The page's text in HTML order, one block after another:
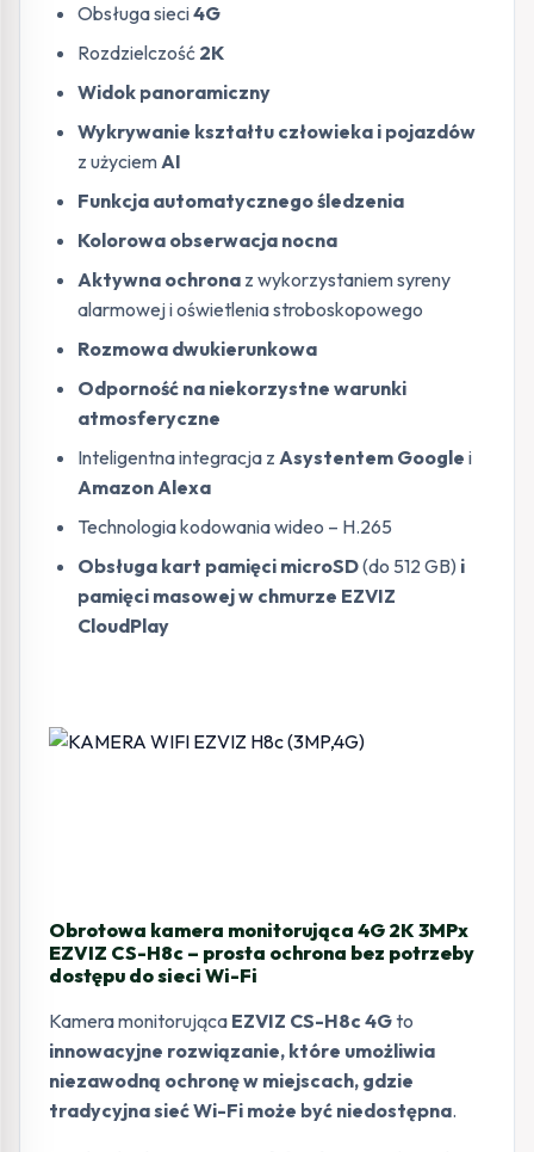
Obsługa sieci4G
Rozdzielczość 2K
Widok panoramiczny
Wykrywanie kształtu człowieka i pojazdów
z użyciemAI
Funkcja automatycznego śledzenia
Kolorowa obserwacja nocna
Aktywna ochrona z wykorzystaniem syreny
alarmowej i oświetlenia stroboskopowego
Rozmowa dwukierunkowa
Odporność na niekorzystne warunki
atmosferyczne
Inteligentna integracja z Asystentem Google i
Amazon Alexa
Technologia kodowania wideo – H.265
Obsługa kart pamięci microSD(do 512 GB) i
pamięci masowej w chmurze EZVIZ
CloudPlay
Obrotowa kamera monitorująca 4G 2K 3MPx
EZVIZ CS-H8c – prosta ochrona bez potrzeby
dostępu do sieci Wi-Fi
Kamera monitorująca EZVIZ CS-H8c 4Gto
innowacyjne rozwiązanie, które umożliwia
niezawodną ochronę w miejscach, gdzie
tradycyjna sieć Wi-Fi może być niedostępna.